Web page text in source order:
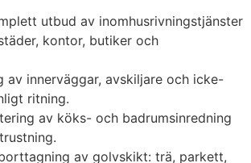
utbud av inomhusrivningstjänster
kontor, butiker och
av innerväggar, avskiljare och icke-
ritning.
av köks- och badrumsinredning
av golvskikt: trä, parkett,